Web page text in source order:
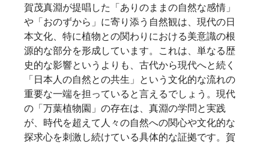
賀茂真淵が提唱した「ありのままの自然な感情」
や「おのずから」に寄り添う自然観は、現代の日
本文化、特に植物との関わりにおける美意識の根
源的な部分を形成しています。これは、単なる歴
史的な影響というよりも、古代から現代へと続く
「日本人の自然との共生」という文化的な流れの
重要な一端を担っていると言えるでしょう。現代
の「万葉植物園」の存在は、真淵の学問と実践
が、時代を超えて人々の自然への関心や文化的な
探求心を刺激し続けている具体的な証拠です。賀